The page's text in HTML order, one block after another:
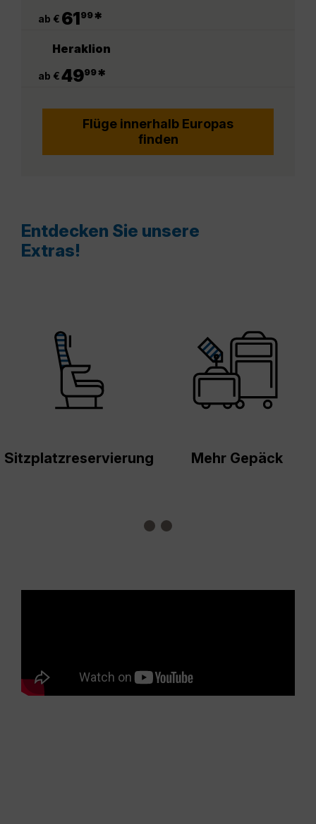
ab € 6199*
Heraklion
ab €4999*
Flüge innerhalb Europas
finden
Entdecken Sie unsere
Extras!
Sitzplatzreservierung Mehr Gepäck